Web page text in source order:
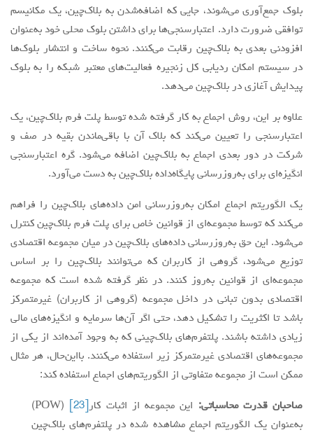
بلوک جمع‌آوری می‌شوند، جایی که اضافه‌شدن به بلاک‌چین، یک مکانیسم
توافقی ضرورت دارد. اعتبارسنجی‌ها برای داشتن بلوک محلی خود به‌عنوان
افزودنی بعدی به بلاک‌چین رقابت می‌کنند. نحوه ساخت و انتشار بلوک‌ها
در سیستم امکان ردیابی کل زنجیره فعالیت‌های معتبر شبکه را به بلوک
پیدایش آغازی در بلاک‌چین می‌دهد.
علاوه بر این، روش اجماع به کار گرفته شده توسط پلت فرم بلاک‌چین، یک
اعتبارسنجی را تعیین می‌کند که بلاک آن با باقی‌ماندن بقیه در صف و
شرکت در دور بعدی اجماع به بلاک‌چین اضافه می‌شود. گره اعتبارسنجی
انگیزه‌ای برای به‌روزرسانی پایگاه‌داده بلاک‌چین به دست می‌آورد.
یک الگوریتم اجماع امکان به‌روزرسانی امن داده‌های بلاک‌چین را فراهم
می‌کند که توسط مجموعه‌ای از قوانین خاص برای پلت فرم بلاک‌چین کنترل
می‌شود. این حق به‌روزرسانی داده‌های بلاک‌چین در میان مجموعه اقتصادی
توزیع می‌شود، گروهی از کاربران که می‌توانند بلاک‌چین را بر اساس
مجموعه‌ای از قوانین به‌روز کنند. در نظر گرفته شده است که مجموعه
اقتصادی بدون تبانی در داخل مجموعه (گروهی از کاربران) غیرمتمرکز
باشد تا اکثریت را تشکیل دهد، حتی اگر آن‌ها سرمایه و انگیزه‌های مالی
زیادی داشته باشند. پلتفرم‌های بلاک‌چینی که به وجود آمده‌اند از یکی از
مجموعه‌های اقتصادی غیرمتمرکز زیر استفاده می‌کنند. بااین‌حال، هر مثال
ممکن است از مجموعه متفاوتی از الگوریتم‌های اجماع استفاده کند:
صاحبان قدرت محاسباتی: این مجموعه از اثبات کار
(POW)
به‌عنوان یک الگوریتم اجماع مشاهده شده در پلتفرم‌های بلاک‌چین